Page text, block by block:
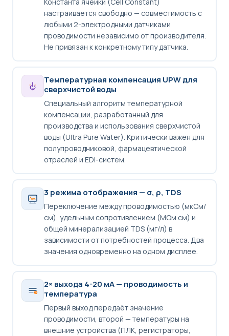
настраивается свободно — совместимость с
любыми 2-электродными датчиками
проводимости независимо от производителя.
Не привязан к конкретному типу датчика.
Температурная компенсация UPW для
сверхчистой воды
Специальный алгоритм температурной
компенсации, разработанный для
производства и использования сверхчистой
воды (Ultra Pure Water). Критически важен для
полупроводниковой, фармацевтической
отраслей и EDI-систем.
3 режима отображения — σ, ρ, TDS
Переключение между проводимостью (мкСм/
см), удельным сопротивлением (МОм·см) и
общей минерализацией TDS (мг/л) в
зависимости от потребностей процесса. Два
значения одновременно на одном дисплее.
2× выхода 4-20 мА — проводимость и
температура
Первый выход передаёт значение
проводимости, второй — температуры на
внешние устройства (ПЛК, регистраторы,